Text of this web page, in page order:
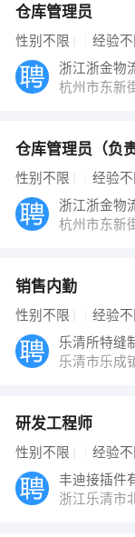
【
仓库管理员
性别不限 经验不
浙江浙金物
杭州市东新
仓库管理员（负责
性别不限 经验不
浙江浙金物
杭州市东新
销售内勤
性别不限 经验不
乐清所特缝
乐清市乐成
研发工程师
性别不限 经验不
丰迪接插件
浙江乐清市